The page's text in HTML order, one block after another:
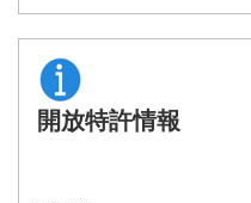
開放特許情報